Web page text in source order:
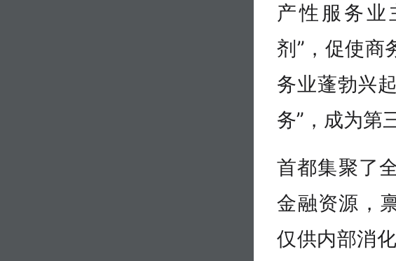
产性服务业
剂”，促使商
务业蓬勃兴
务”，成为第
首都集聚了
金融资源，
仅供内部消